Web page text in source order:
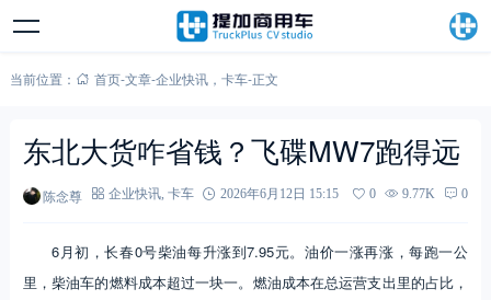
当前位置： 首页-文章-企业快讯， 卡车-正文
东北大货咋省钱？飞碟MW7跑得远
陈念尊 企业快讯, 卡车 2026年6月12日 15:15 0 9.77K 0
6月初，长春0号柴油每升涨到7.95元。油价一涨再涨，每跑一公
里，柴油车的燃料成本超过一块一。燃油成本在总运营支出里的占比，